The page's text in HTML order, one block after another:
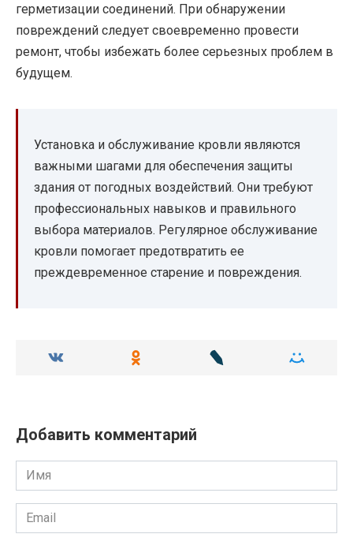
герметизации соединений. При обнаружении
повреждений следует своевременно провести
ремонт, чтобы избежать более серьезных проблем в
будущем.
Установка и обслуживание кровли являются
важными шагами для обеспечения защиты
здания от погодных воздействий. Они требуют
профессиональных навыков и правильного
выбора материалов. Регулярное обслуживание
кровли помогает предотвратить ее
преждевременное старение и повреждения.
Добавить комментарий
Имя
Email